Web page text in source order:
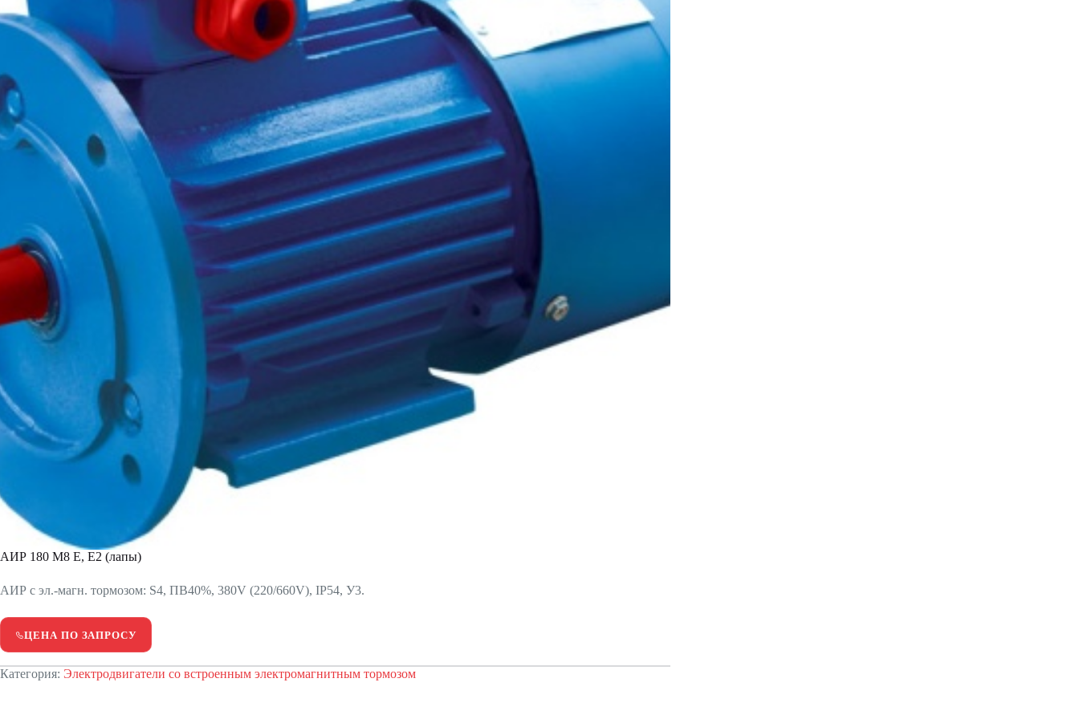
АИР 180 М8 Е, Е2 (лапы)
АИР с эл.-магн. тормозом: S4, ПВ40%, 380V (220/660V), IP54, У3.
ЦЕНА ПО ЗАПРОСУ
Категория: Электродвигатели со встроенным электромагнитным тормозом